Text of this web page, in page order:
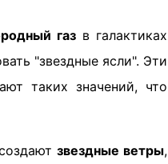
газ в галактиках
"звездные ясли". Эти
таких значений, что
звездные ветры,